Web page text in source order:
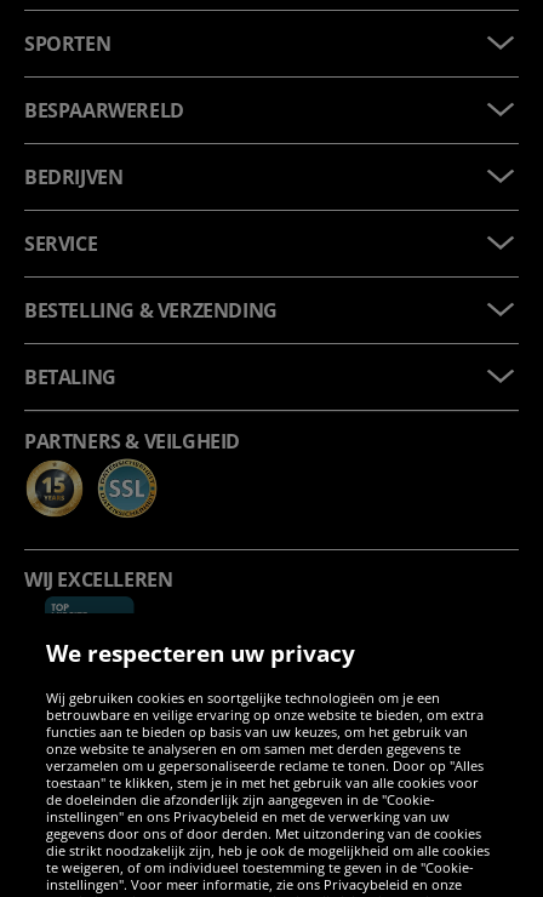
SPORTEN
BESPAARWERELD
BEDRIJVEN
SERVICE
BESTELLING & VERZENDING
BETALING
PARTNERS & VEILGHEID
WIJ EXCELLEREN
SOCIALE MEDIA
FacebookInstagram
WhatsApp
TikTokTwitterYouTube
We respecteren uw privacy
Wij gebruiken cookies en soortgelijke technologieën om je een
betrouwbare en veilige ervaring op onze website te bieden, om extra
functies aan te bieden op basis van uw keuzes, om het gebruik van
onze website te analyseren en om samen met derden gegevens te
verzamelen om u gepersonaliseerde reclame te tonen. Door op "Alles
toestaan" te klikken, stem je in met het gebruik van alle cookies voor
de doeleinden die afzonderlijk zijn aangegeven in de "Cookie-
instellingen" en ons Privacybeleid en met de verwerking van uw
gegevens door ons of door derden. Met uitzondering van de cookies
die strikt noodzakelijk zijn, heb je ook de mogelijkheid om alle cookies
te weigeren, of om individueel toestemming te geven in de "Cookie-
instellingen". Voor meer informatie, zie ons Privacybeleid en onze